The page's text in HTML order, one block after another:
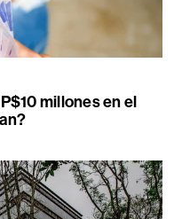
millones en el